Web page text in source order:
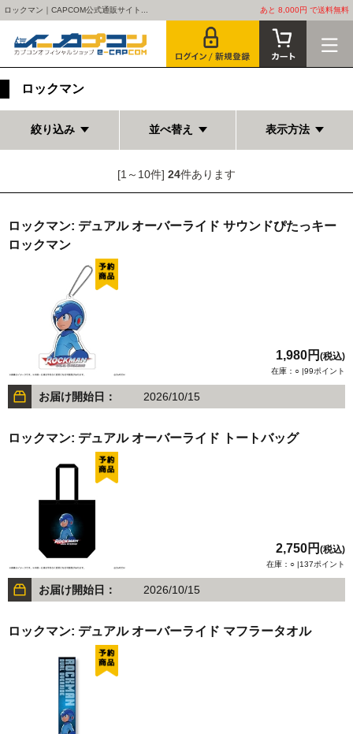
ロックマン｜CAPCOM公式通販サイト... あと 8,000円 で送料無料
ロックマン
絞り込み 並べ替え 表示方法
[1～10件] 24件あります
ロックマン: デュアル オーバーライド サウンドぴたっキー
ロックマン
1,980円 (税込)
在庫：○ |99ポイント
お届け開始日： 2026/10/15
ロックマン: デュアル オーバーライド トートバッグ
2,750円 (税込)
在庫：○ |137ポイント
お届け開始日： 2026/10/15
ロックマン: デュアル オーバーライド マフラータオル